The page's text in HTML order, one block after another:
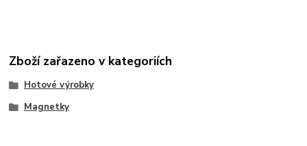
Zboží zařazeno v kategoriích
Hotové výrobky
Magnetky